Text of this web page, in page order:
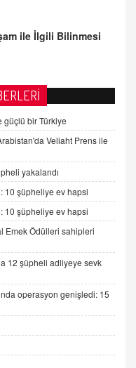
ve dijital hukukun
Önlemler Alınmalı?
da Ziyaret Etse...
Vurulan Şamar:
güçlü bir Türkiye
Veliaht Prens ile
yakalandı
10 şüpheliye ev hapsi
10 şüpheliye ev hapsi
Emek Ödülleri sahipleri
12 şüpheli adliyeye sevk
operasyon genişledi: 15